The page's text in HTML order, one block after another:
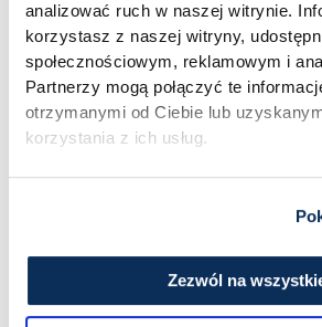
analizować ruch w naszej witrynie.
korzystasz z naszej witryny,
społecznościowym, reklamowym i
Partnerzy mogą połączyć te
otrzymanymi od Ciebie lub
korzystania z ich usług.
Zezwól na
selling i up-selling. Czyli
klientów, których firma już […]
Read More »